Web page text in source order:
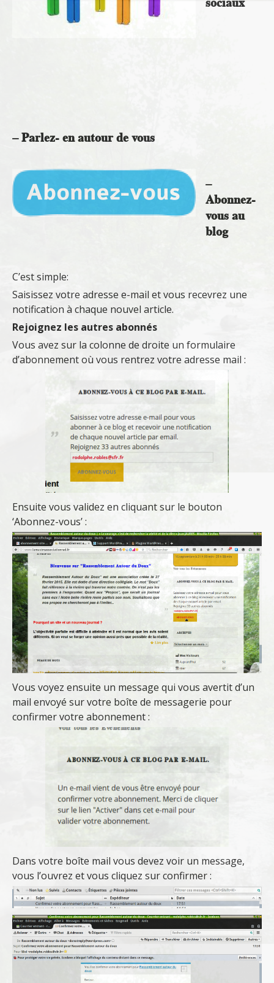
– Parlez- en autour de vous
–
Abonnez-
vous au
blog
C’est simple:
Saisissez votre adresse e-mail et vous recevrez une
notification à chaque nouvel article.
Rejoignez les autres abonnés
Vous avez sur la colonne de droite un formulaire
d’abonnement où vous rentrez votre adresse mail :
Ensuite vous validez en cliquant sur le bouton
‘Abonnez-vous’ :
Vous voyez ensuite un message qui vous avertit d’un
mail envoyé sur votre boîte de messagerie pour
confirmer votre abonnement :
Dans votre boîte mail vous devez voir un message,
vous l’ouvrez et vous cliquez sur confirmer :